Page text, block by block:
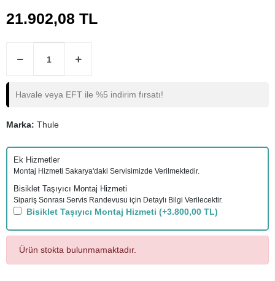
21.902,08 TL
Havale veya EFT ile %5 indirim fırsatı!
Marka: Thule
Ek Hizmetler
Montaj Hizmeti Sakarya'daki Servisimizde Verilmektedir.
Bisiklet Taşıyıcı Montaj Hizmeti
Sipariş Sonrası Servis Randevusu için Detaylı Bilgi Verilecektir.
Bisiklet Taşıyıcı Montaj Hizmeti (+3.800,00 TL)
Ürün stokta bulunmamaktadır.